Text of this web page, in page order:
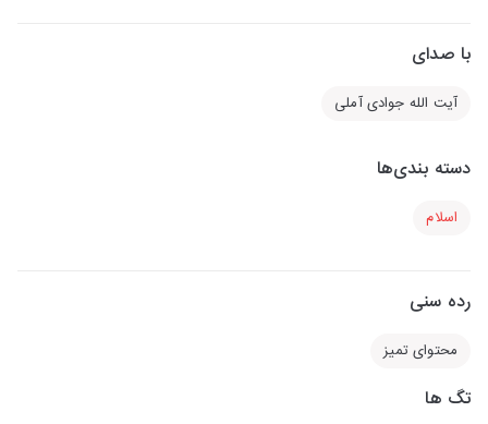
با صدای
آیت الله جوادی آملی
دسته بندی‌ها
اسلام
رده سنی
محتوای تمیز
تگ ها